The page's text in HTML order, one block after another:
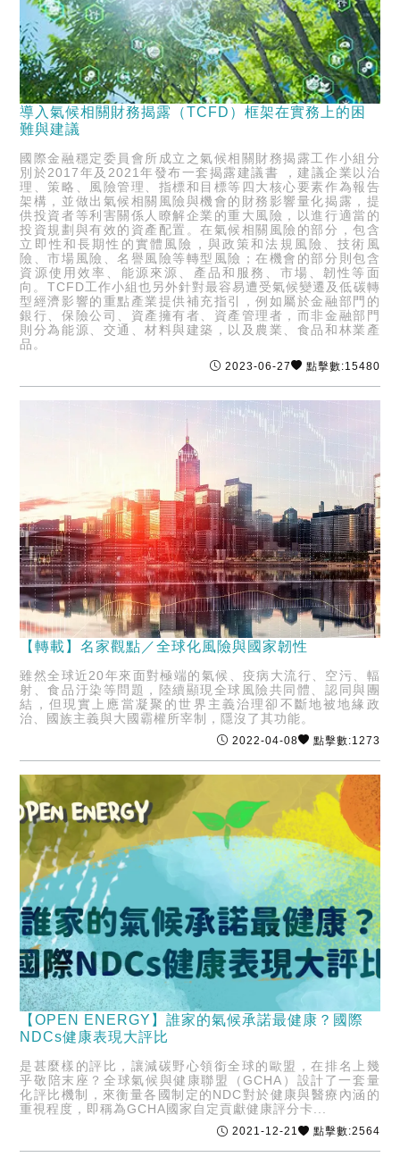
導入氣候相關財務揭露（TCFD）框架在實務上的困
難與建議
國際金融穩定委員會所成立之氣候相關財務揭露工作小組分
別於2017年及2021年發布一套揭露建議書 ，建議企業以治
理、策略、風險管理、指標和目標等四大核心要素作為報告
架構，並做出氣候相關風險與機會的財務影響量化揭露，提
供投資者等利害關係人瞭解企業的重大風險，以進行適當的
投資規劃與有效的資產配置。在氣候相關風險的部分，包含
立即性和長期性的實體風險，與政策和法規風險、技術風
險、市場風險、名譽風險等轉型風險；在機會的部分則包含
資源使用效率、能源來源、產品和服務、市場、韌性等面
向。TCFD工作小組也另外針對最容易遭受氣候變遷及低碳轉
型經濟影響的重點產業提供補充指引，例如屬於金融部門的
銀行、保險公司、資產擁有者、資產管理者，而非金融部門
則分為能源、交通、材料與建築，以及農業、食品和林業產
品。
2023-06-27 點擊數:15480
【轉載】名家觀點／全球化風險與國家韌性
雖然全球近20年來面對極端的氣候、疫病大流行、空污、輻
射、食品汙染等問題，陸續顯現全球風險共同體、認同與團
結，但現實上應當凝聚的世界主義治理卻不斷地被地緣政
治、國族主義與大國霸權所宰制，隱沒了其功能。
2022-04-08 點擊數:1273
【OPEN ENERGY】誰家的氣候承諾最健康？國際
NDCs健康表現大評比
是甚麼樣的評比，讓減碳野心領銜全球的歐盟，在排名上幾
乎敬陪末座？全球氣候與健康聯盟（GCHA）設計了一套量
化評比機制，來衡量各國制定的NDC對於健康與醫療內涵的
重視程度，即稱為GCHA國家自定貢獻健康評分卡...
2021-12-21 點擊數:2564